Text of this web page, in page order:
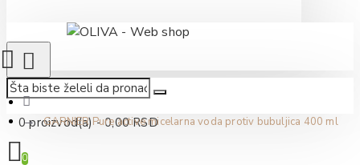
0 proizvod(a) - 0,00 RSD
0
GARNIER Pure active micelarna voda protiv bubuljica 400 ml